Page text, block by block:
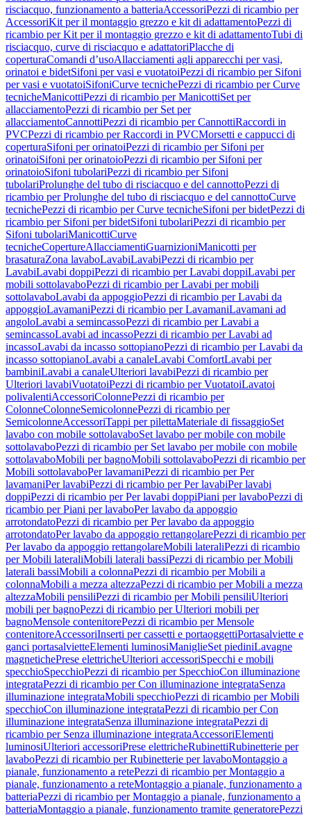
risciacquo, funzionamento a batteriaAccessoriPezzi di ricambio per
AccessoriKit per il montaggio grezzo e kit di adattamentoPezzi di
ricambio per Kit per il montaggio grezzo e kit di adattamentoTubi di
risciacquo, curve di risciacquo e adattatoriPlacche di
coperturaComandi d’usoAllacciamenti agli apparecchi per vasi,
orinatoi e bidetSifoni per vasi e vuotatoiPezzi di ricambio per Sifoni
per vasi e vuotatoiSifoniCurve tecnichePezzi di ricambio per Curve
tecnicheManicottiPezzi di ricambio per ManicottiSet per
allacciamentoPezzi di ricambio per Set per
allacciamentoCannottiPezzi di ricambio per CannottiRaccordi in
PVCPezzi di ricambio per Raccordi in PVCMorsetti e cappucci di
coperturaSifoni per orinatoiPezzi di ricambio per Sifoni per
orinatoiSifoni per orinatoioPezzi di ricambio per Sifoni per
orinatoioSifoni tubolariPezzi di ricambio per Sifoni
tubolariProlunghe del tubo di risciacquo e del cannottoPezzi di
ricambio per Prolunghe del tubo di risciacquo e del cannottoCurve
tecnichePezzi di ricambio per Curve tecnicheSifoni per bidetPezzi di
ricambio per Sifoni per bidetSifoni tubolariPezzi di ricambio per
Sifoni tubolariManicottiCurve
tecnicheCopertureAllacciamentiGuarnizioniManicotti per
brasaturaZona lavaboLavabiLavabiPezzi di ricambio per
LavabiLavabi doppiPezzi di ricambio per Lavabi doppiLavabi per
mobili sottolavaboPezzi di ricambio per Lavabi per mobili
sottolavaboLavabi da appoggioPezzi di ricambio per Lavabi da
appoggioLavamaniPezzi di ricambio per LavamaniLavamani ad
angoloLavabi a semincassoPezzi di ricambio per Lavabi a
semincassoLavabi ad incassoPezzi di ricambio per Lavabi ad
incassoLavabi da incasso sottopianoPezzi di ricambio per Lavabi da
incasso sottopianoLavabi a canaleLavabi ComfortLavabi per
bambiniLavabi a canaleUlteriori lavabiPezzi di ricambio per
Ulteriori lavabiVuotatoiPezzi di ricambio per VuotatoiLavatoi
polivalentiAccessoriColonnePezzi di ricambio per
ColonneColonneSemicolonnePezzi di ricambio per
SemicolonneAccessoriTappi per pilettaMateriale di fissaggioSet
lavabo con mobile sottolavaboSet lavabo per mobile con mobile
sottolavaboPezzi di ricambio per Set lavabo per mobile con mobile
sottolavaboMobili per bagnoMobili sottolavaboPezzi di ricambio per
Mobili sottolavaboPer lavamaniPezzi di ricambio per Per
lavamaniPer lavabiPezzi di ricambio per Per lavabiPer lavabi
doppiPezzi di ricambio per Per lavabi doppiPiani per lavaboPezzi di
ricambio per Piani per lavaboPer lavabo da appoggio
arrotondatoPezzi di ricambio per Per lavabo da appoggio
arrotondatoPer lavabo da appoggio rettangolarePezzi di ricambio per
Per lavabo da appoggio rettangolareMobili lateraliPezzi di ricambio
per Mobili lateraliMobili laterali bassiPezzi di ricambio per Mobili
laterali bassiMobili a colonnaPezzi di ricambio per Mobili a
colonnaMobili a mezza altezzaPezzi di ricambio per Mobili a mezza
altezzaMobili pensiliPezzi di ricambio per Mobili pensiliUlteriori
mobili per bagnoPezzi di ricambio per Ulteriori mobili per
bagnoMensole contenitorePezzi di ricambio per Mensole
contenitoreAccessoriInserti per cassetti e portaoggettiPortasalviette e
ganci portasalvietteElementi luminosiManiglieSet piediniLavagne
magnetichePrese elettricheUlteriori accessoriSpecchi e mobili
specchioSpecchioPezzi di ricambio per SpecchioCon illuminazione
integrataPezzi di ricambio per Con illuminazione integrataSenza
illuminazione integrataMobili specchioPezzi di ricambio per Mobili
specchioCon illuminazione integrataPezzi di ricambio per Con
illuminazione integrataSenza illuminazione integrataPezzi di
ricambio per Senza illuminazione integrataAccessoriElementi
luminosiUlteriori accessoriPrese elettricheRubinettiRubinetterie per
lavaboPezzi di ricambio per Rubinetterie per lavaboMontaggio a
pianale, funzionamento a retePezzi di ricambio per Montaggio a
pianale, funzionamento a reteMontaggio a pianale, funzionamento a
batteriaPezzi di ricambio per Montaggio a pianale, funzionamento a
batteriaMontaggio a pianale, funzionamento tramite generatorePezzi